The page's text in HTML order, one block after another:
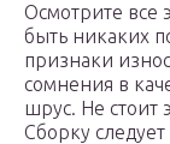
Осмотрите
быть никаких
признаки
сомнения в
шрус. Не стоит
Сборку